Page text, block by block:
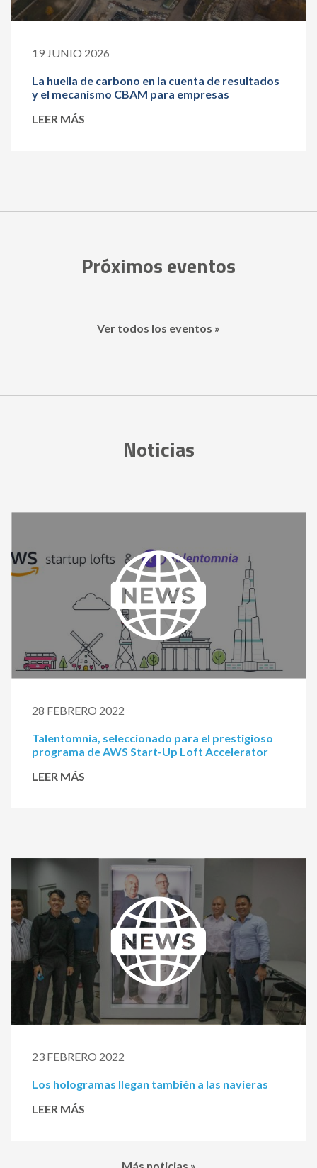
19 JUNIO 2026
La huella de carbono en la cuenta de resultados
y el mecanismo CBAM para empresas
LEER MÁS
Próximos eventos
Ver todos los eventos »
Noticias
28 FEBRERO 2022
Talentomnia, seleccionado para el prestigioso
programa de AWS Start-Up Loft Accelerator
LEER MÁS
23 FEBRERO 2022
Los hologramas llegan también a las navieras
LEER MÁS